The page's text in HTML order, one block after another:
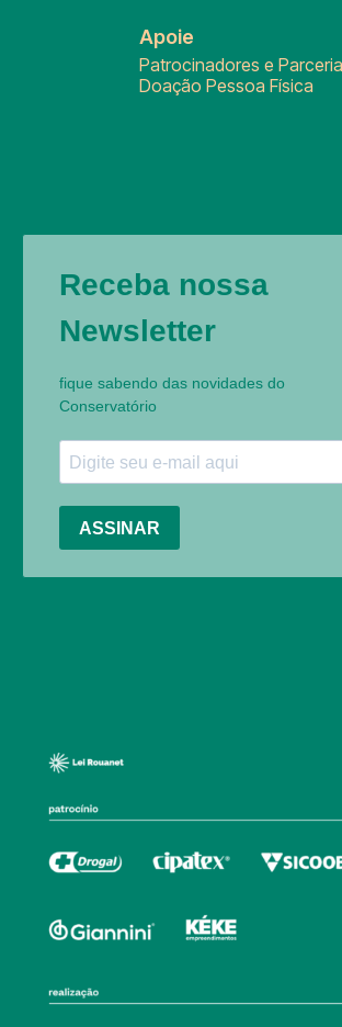
Apoie
Patrocinadores e
Doação Pessoa Física